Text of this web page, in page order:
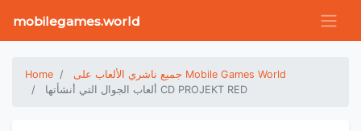
mobilegames.world
Home
جميع ناشري الألعاب على Mobile Games World
ألعاب الجوال التي أنشأتها CD PROJEKT RED